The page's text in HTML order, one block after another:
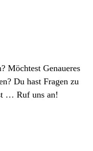
Möchtest Genaueres
Du hast Fragen zu
… Ruf uns an!